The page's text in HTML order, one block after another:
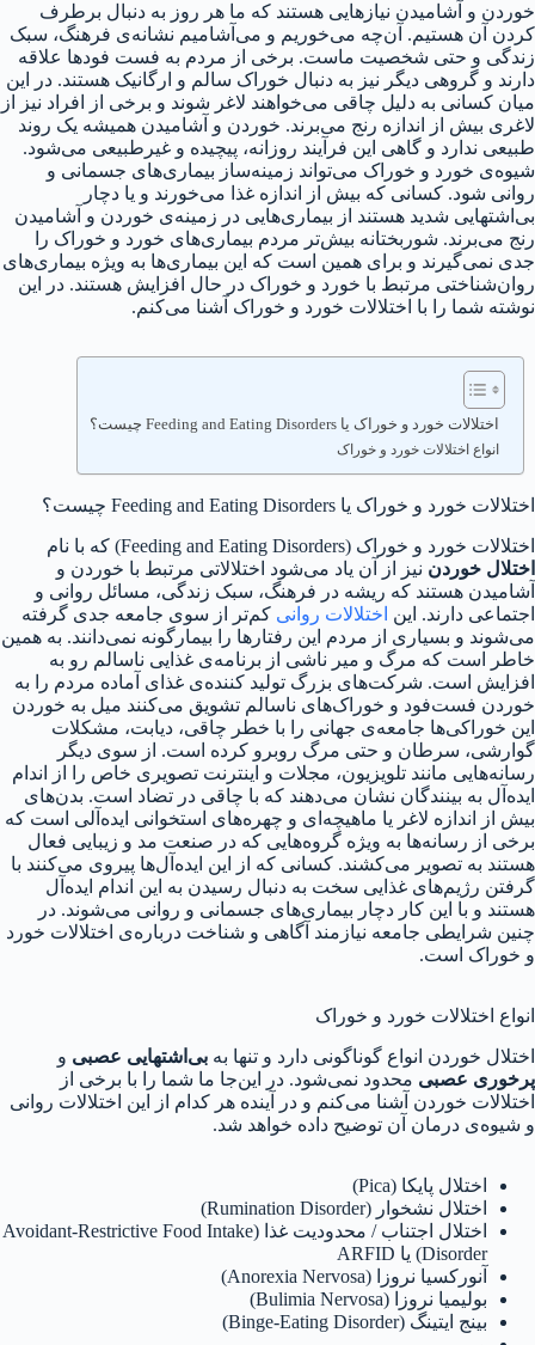
خوردن و آشامیدن نیازهایی هستند که ما هر روز به دنبال برطرف
کردن آن هستیم. آن‌چه می‌خوریم و می‌آشامیم نشانه‌ی فرهنگ، سبک
زندگی و حتی شخصیت ماست. برخی از مردم به فست فودها علاقه
دارند و گروهی دیگر نیز به دنبال خوراک سالم و ارگانیک هستند. در این
میان کسانی به دلیل چاقی می‌خواهند لاغر شوند و برخی از افراد نیز از
لاغری بیش از اندازه رنج می‌برند. خوردن و آشامیدن همیشه یک روند
طبیعی ندارد و گاهی این فرآیند روزانه، پیچیده و غیرطبیعی می‌شود.
شیوه‌ی خورد و خوراک می‌تواند زمینه‌ساز بیماری‌های جسمانی و
روانی شود. کسانی که بیش از اندازه غذا می‌خورند و یا دچار
بی‌اشتهایی شدید هستند از بیماری‌هایی در زمینه‌ی خوردن و آشامیدن
رنج می‌برند. شوربختانه بیش‌تر مردم بیماری‌های خورد و خوراک را
جدی نمی‌گیرند و برای همین است که این بیماری‌ها به ویژه بیماری‌های
روان‌شناختی مرتبط با خورد و خوراک در حال افزایش هستند. در این
نوشته شما را با اختلالات خورد و خوراک آشنا می‌کنم.
اختلالات خورد و خوراک یا Feeding and Eating Disorders چیست؟
انواع اختلالات خورد و خوراک
اختلالات خورد و خوراک یا Feeding and Eating Disorders چیست؟
اختلالات خورد و خوراک (Feeding and Eating Disorders) که با نام
اختلال خوردن نیز از آن یاد می‌شود اختلالاتی مرتبط با خوردن و
آشامیدن هستند که ریشه در فرهنگ، سبک زندگی، مسائل روانی و
اجتماعی دارند. این اختلالات روانی کم‌تر از سوی جامعه جدی گرفته
می‌شوند و بسیاری از مردم این رفتارها را بیمارگونه نمی‌دانند. به همین
خاطر است که مرگ و میر ناشی از برنامه‌ی غذایی ناسالم رو به
افزایش است. شرکت‌های بزرگ تولید کننده‌ی غذای آماده مردم را به
خوردن فست‌فود و خوراک‌های ناسالم تشویق می‌کنند میل به خوردن
این خوراکی‌ها جامعه‌ی جهانی را با خطر چاقی، دیابت، مشکلات
گوارشی، سرطان و حتی مرگ روبرو کرده است. از سوی دیگر
رسانه‌هایی مانند تلویزیون، مجلات و اینترنت تصویری خاص را از اندام
ایده‌آل به بینندگان نشان می‌دهند که با چاقی در تضاد است. بدن‌های
بیش از اندازه لاغر یا ماهیچه‌ای و چهره‌های استخوانی ایده‌آلی است که
برخی از رسانه‌ها به ویژه گروه‌هایی که در صنعت مد و زیبایی فعال
هستند به تصویر می‌کشند. کسانی که از این ایده‌آل‌ها پیروی می‌کنند با
گرفتن رژیم‌های غذایی سخت به دنبال رسیدن به این اندام ایده‌آل
هستند و با این کار دچار بیماری‌های جسمانی و روانی می‌شوند. در
چنین شرایطی جامعه نیازمند آگاهی و شناخت درباره‌ی اختلالات خورد
و خوراک است.
انواع اختلالات خورد و خوراک
اختلال خوردن انواع گوناگونی دارد و تنها به بی‌اشتهایی عصبی و
پرخوری عصبی محدود نمی‌شود. در این‌جا ما شما را با برخی از
اختلالات خوردن آشنا می‌کنم و در آینده هر کدام از این اختلالات روانی
و شیوه‌ی درمان آن توضیح داده خواهد شد.
اختلال پایکا (Pica)
اختلال نشخوار (Rumination Disorder)
اختلال اجتناب / محدودیت غذا (Avoidant-Restrictive Food Intake
Disorder) یا ARFID
آنورکسیا نروزا (Anorexia Nervosa)
بولیمیا نروزا (Bulimia Nervosa)
بینج ایتینگ (Binge-Eating Disorder)